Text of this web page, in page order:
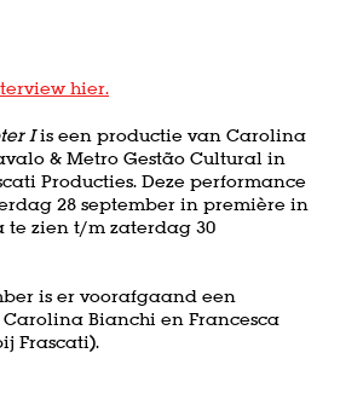
hier.
Iis een productie van Carolina
& Metro Gestão Cultural in
Producties. Deze performance
28 september in première in
te zien t/m zaterdag 30
is er voorafgaand een
Carolina Bianchi en Francesca
Frascati).